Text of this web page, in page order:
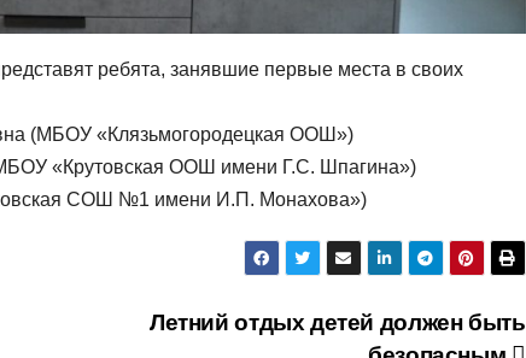
ребята, занявшие первые места в своих
(МБОУ «Клязьмогородецкая ООШ»)
«Крутовская ООШ имени Г.С. Шпагина»)
СОШ №1 имени И.П. Монахова»)
Летний отдых детей должен быть